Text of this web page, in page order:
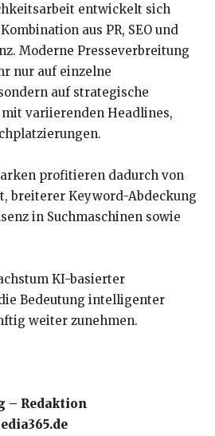
entwickelt sich
aus PR, SEO und
Moderne Presseverbreitung
nur auf einzelne
auf strategische
variierenden Headlines,
profitieren dadurch von
breiterer Keyword-Abdeckung
in Suchmaschinen sowie
KI-basierter
Bedeutung intelligenter
weiter zunehmen.
– Redaktion